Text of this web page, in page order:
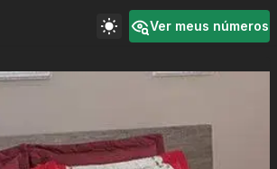
Ver meus números